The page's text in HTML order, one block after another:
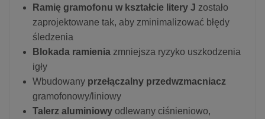
Ramię gramofonu w kształcie litery J zostało
zaprojektowane tak, aby zminimalizować błędy
śledzenia
Blokada ramienia zmniejsza ryzyko uszkodzenia
igły
Wbudowany przełączalny przedwzmacniacz
gramofonowy/liniowy
Talerz aluminiowy odlewany ciśnieniowo,